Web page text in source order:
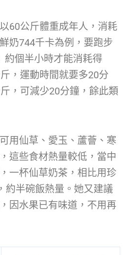
60公斤體重成年人，消耗
奶744千卡為例，要跑步
約個半小時才能消耗得
，運動時間就要多20分
，可減少20分鐘，餘此類
用仙草、愛玉、蘆薈、寒
這些食材熱量較低，當中
一杯仙草奶茶，相比用珍
約半碗飯熱量。她又建議
因水果已有味道，不用再